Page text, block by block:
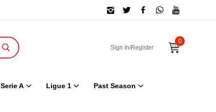
Sign In/Register
0
Serie A Ligue 1 Past Season